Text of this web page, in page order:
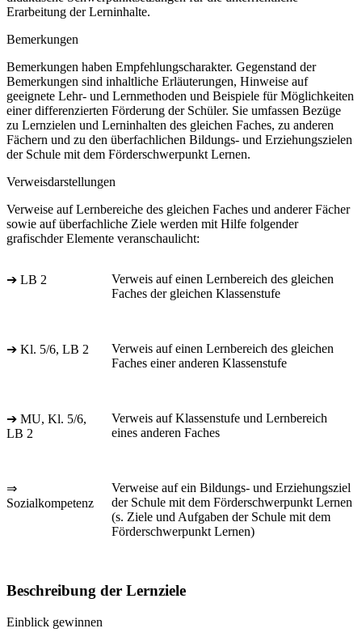
Erarbeitung der Lerninhalte.
Bemerkungen
Bemerkungen haben Empfehlungscharakter. Gegenstand der
Bemerkungen sind inhaltliche Erläuterungen, Hinweise auf
geeignete Lehr- und Lernmethoden und Beispiele für Möglichkeiten
einer differenzierten Förderung der Schüler. Sie umfassen Bezüge
zu Lernzielen und Lerninhalten des gleichen Faches, zu anderen
Fächern und zu den überfachlichen Bildungs- und Erziehungszielen
der Schule mit dem Förderschwerpunkt Lernen.
Verweisdarstellungen
Verweise auf Lernbereiche des gleichen Faches und anderer Fächer
sowie auf überfachliche Ziele werden mit Hilfe folgender
grafischder Elemente veranschaulicht:
➔ LB 2
Verweis auf einen Lernbereich des gleichen
Faches der gleichen Klassenstufe
➔ Kl. 5/6, LB 2
Verweis auf einen Lernbereich des gleichen
Faches einer anderen Klassenstufe
➔ MU, Kl. 5/6,
LB 2
Verweis auf Klassenstufe und Lernbereich
eines anderen Faches
⇒
Sozialkompetenz
Verweise auf ein Bildungs- und Erziehungsziel
der Schule mit dem Förderschwerpunkt Lernen
(s. Ziele und Aufgaben der Schule mit dem
Förderschwerpunkt Lernen)
Beschreibung der Lernziele
Einblick gewinnen